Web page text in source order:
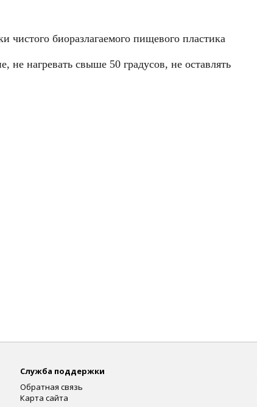
чистого биоразлагаемого пищевого пластика
нагревать свыше 50 градусов, не оставлять
Служба поддержки
Обратная связь
Карта сайта